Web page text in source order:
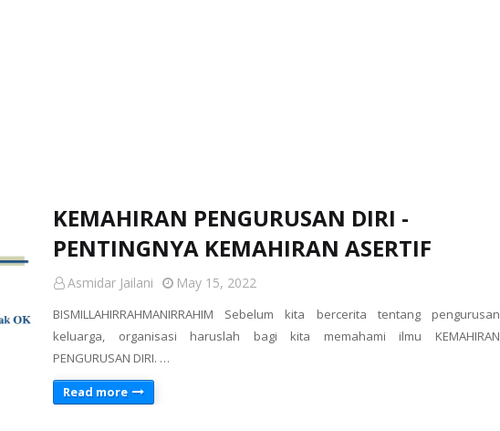
KEMAHIRAN PENGURUSAN DIRI -
PENTINGNYA KEMAHIRAN ASERTIF
Asmidar Jailani May 15, 2022
BISMILLAHIRRAHMANIRRAHIM Sebelum kita bercerita tentang pengurusan
keluarga, organisasi haruslah bagi kita memahami ilmu KEMAHIRAN
PENGURUSAN DIRI. …
Read more